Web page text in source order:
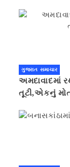
ગુજરાત સમાચાર
અમદાવાદમાં
તૂટી,એકનું